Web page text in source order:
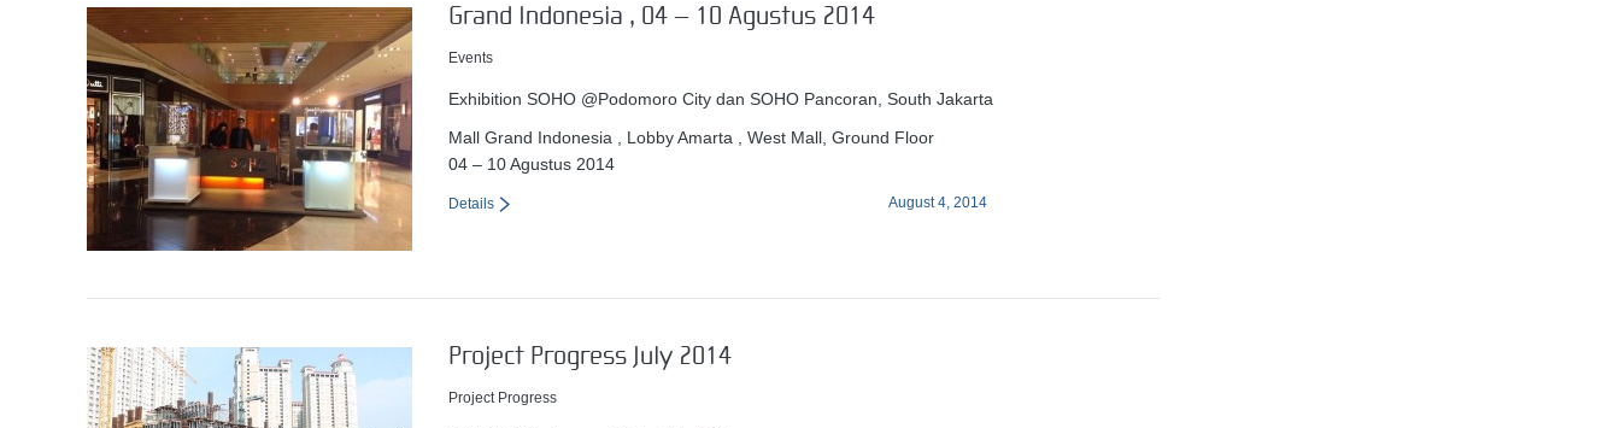
Grand Indonesia , 04 – 10 Agustus 2014
Events
Exhibition SOHO @Podomoro City dan SOHO Pancoran, South Jakarta
Mall Grand Indonesia , Lobby Amarta , West Mall, Ground Floor
04 – 10 Agustus 2014
August 4, 2014
Details
Project Progress July 2014
Project Progress